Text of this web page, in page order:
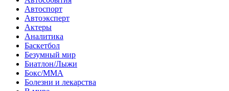
Автоспорт
Автоэксперт
Актеры
Аналитика
Баскетбол
Безумный мир
Биатлон/Лыжи
Бокс/MMA
Болезни и лекарства